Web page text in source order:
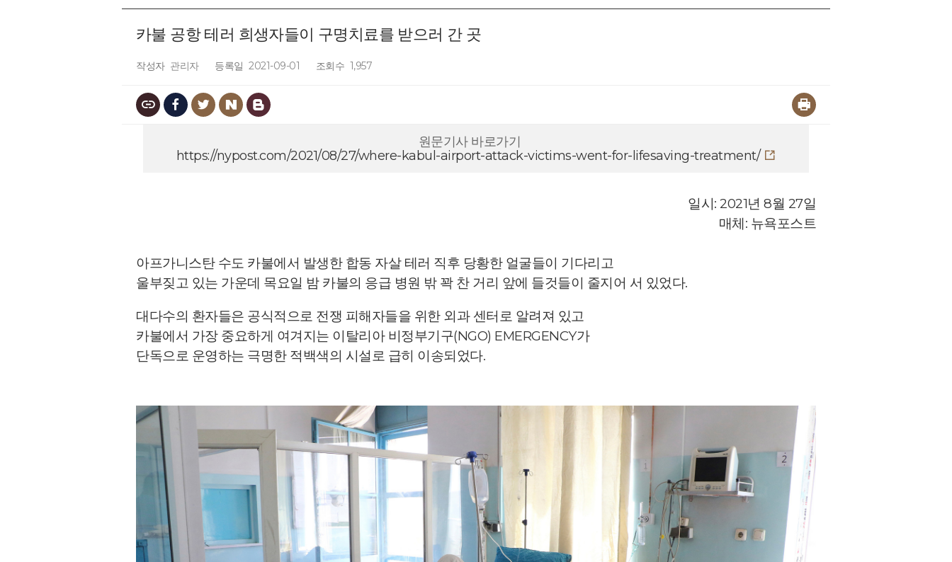
카불 공항 테러 희생자들이 구명치료를 받으러 간 곳
작성자 관리자 등록일 2021-09-01 조회수 1,957
원문기사 바로가기
https://nypost.com/2021/08/27/where-kabul-airport-attack-victims-went-for-lifesaving-treatment/
일시: 2021년 8월 27일
매체: 뉴욕포스트
아프가니스탄 수도 카불에서 발생한 합동 자살 테러 직후 당황한 얼굴들이 기다리고
울부짖고 있는 가운데 목요일 밤 카불의 응급 병원 밖 꽉 찬 거리 앞에 들것들이 줄지어 서 있었다.
대다수의 환자들은 공식적으로 전쟁 피해자들을 위한 외과 센터로 알려져 있고
카불에서 가장 중요하게 여겨지는 이탈리아 비정부기구(NGO) EMERGENCY가
단독으로 운영하는 극명한 적백색의 시설로 급히 이송되었다.